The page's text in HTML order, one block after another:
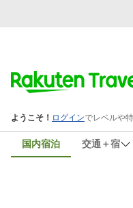
国内宿泊 交通＋宿